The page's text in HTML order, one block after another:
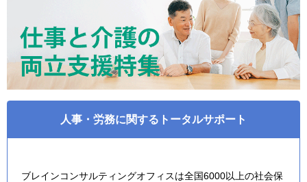
人事・労務に関するトータルサポート
ブレインコンサルティングオフィスは全国6000以上の社会保